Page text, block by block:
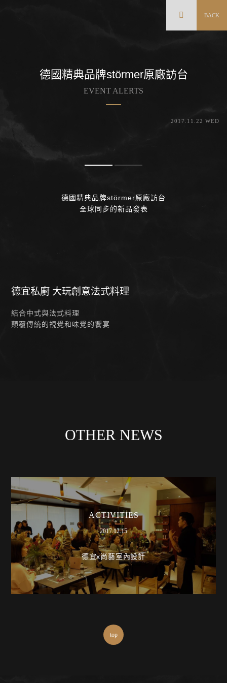
BACK
德國精典品牌störmer原廠訪台
EVENT ALERTS
2017.11.22 WED
德國精典品牌störmer原廠訪台
全球同步的新品發表
德宜私廚 大玩創意法式料理
結合中式與法式料理
顛覆傳統的視覺和味覺的饗宴
OTHER NEWS
ACTIVITIES
2017.12.15
德宜x尚藝室內設計
top